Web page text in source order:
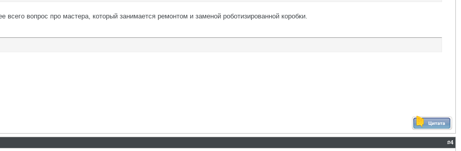
вопрос про мастера, который занимается ремонтом и заменой роботизированной коробки.
#4